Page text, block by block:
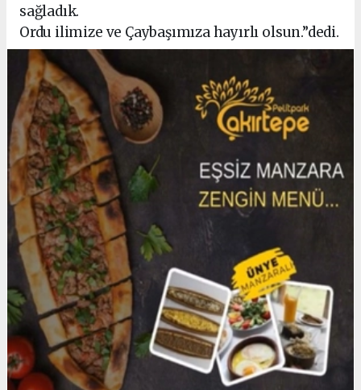
sağladık.
Ordu ilimize ve Çaybaşımıza hayırlı olsun.”dedi.